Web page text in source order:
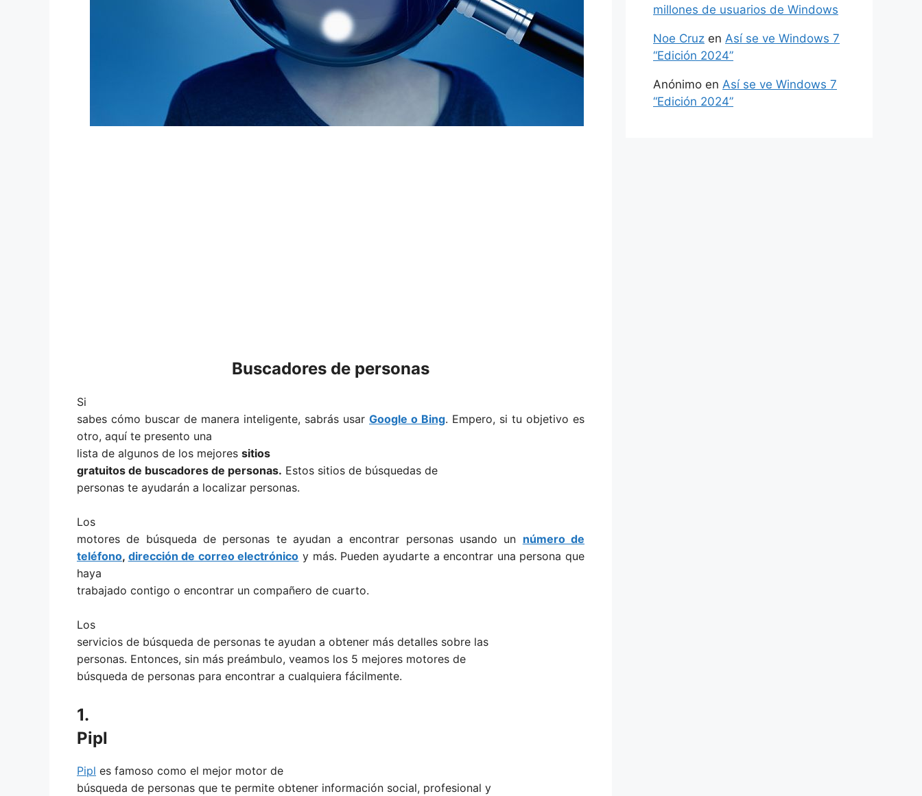
Buscadores de personas
Si
sabes cómo buscar de manera inteligente, sabrás usar Google o Bing. Empero, si tu objetivo es
otro, aquí te presento una
lista de algunos de los mejores sitios
gratuitos de buscadores de personas. Estos sitios de búsquedas de
personas te ayudarán a localizar personas.
Los
motores de búsqueda de personas te ayudan a encontrar personas usando un número de
teléfono, dirección de correo electrónico y más. Pueden ayudarte a encontrar una persona que
haya
trabajado contigo o encontrar un compañero de cuarto.
Los
servicios de búsqueda de personas te ayudan a obtener más detalles sobre las
personas. Entonces, sin más preámbulo, veamos los 5 mejores motores de
búsqueda de personas para encontrar a cualquiera fácilmente.
1.
Pipl
Pipl es famoso como el mejor motor de
búsqueda de personas que te permite obtener información social, profesional y
millones de usuarios de Windows
Noe Cruz en Así se ve Windows 7
“Edición 2024”
Anónimo en Así se ve Windows 7
“Edición 2024”